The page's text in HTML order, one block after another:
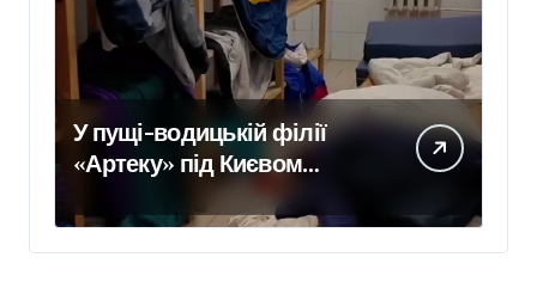
У пущі-водицькій філії
«Артеку» під Києвом
інспектори зафіксували
цвіль, бруд і зіпсовані
продукти — умови